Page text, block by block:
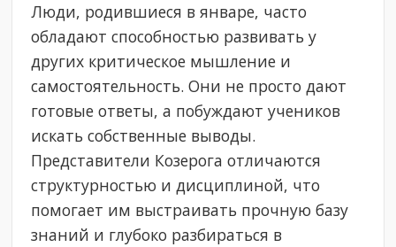
Люди, родившиеся в январе, часто
обладают способностью развивать у
других критическое мышление и
самостоятельность. Они не просто дают
готовые ответы, а побуждают учеников
искать собственные выводы.
Представители Козерога отличаются
структурностью и дисциплиной, что
помогает им выстраивать прочную базу
знаний и глубоко разбираться в